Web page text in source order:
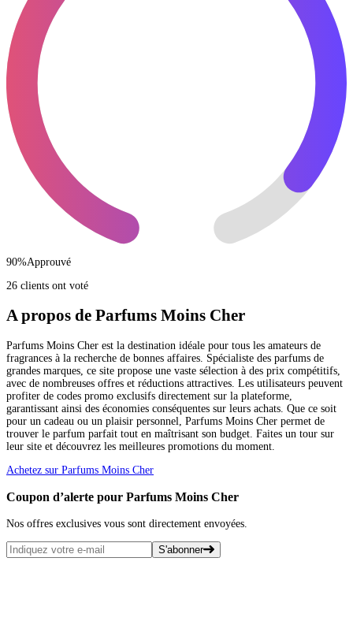
90%Approuvé
26 clients ont voté
A propos de Parfums Moins Cher
Parfums Moins Cher est la destination idéale pour tous les amateurs de
fragrances à la recherche de bonnes affaires. Spécialiste des parfums de
grandes marques, ce site propose une vaste sélection à des prix compétitifs,
avec de nombreuses offres et réductions attractives. Les utilisateurs peuvent
profiter de codes promo exclusifs directement sur la plateforme,
garantissant ainsi des économies conséquentes sur leurs achats. Que ce soit
pour un cadeau ou un plaisir personnel, Parfums Moins Cher permet de
trouver le parfum parfait tout en maîtrisant son budget. Faites un tour sur
leur site et découvrez les meilleures promotions du moment.
Achetez sur Parfums Moins Cher
Coupon d’alerte pour Parfums Moins Cher
Nos offres exclusives vous sont directement envoyées.
S'abonner